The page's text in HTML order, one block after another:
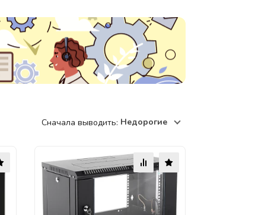
220118, г. Минск, ул. Крупской, д.
17, пом. 38, оф. №1
Сначала выводить: Недорогие